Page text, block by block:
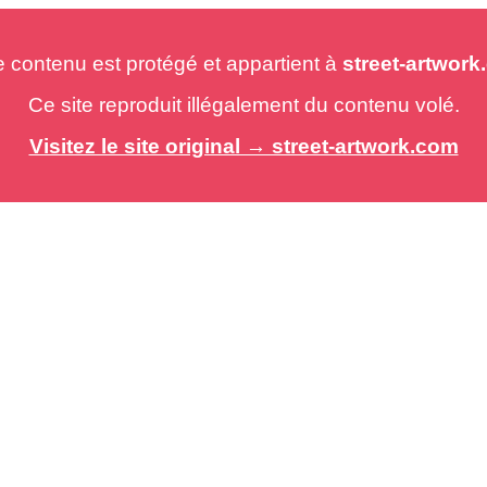
est protégé et appartient à street-
Ce site reproduit illégalement du contenu volé.
Visitez le site original → street-artwork.com